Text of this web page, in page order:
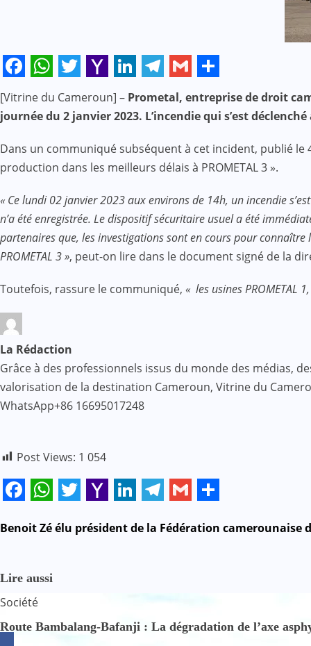
Facebook
WhatsApp
Twitter
Yahoo
Mail
LinkedIn
Telegram
Gmail
Share
[Vitrine du Cameroun] – Prometal, entreprise de droit
journée du 2 janvier 2023. L’incendie qui s’est
Dans un communiqué subséquent à cet incident, publié
production dans les meilleurs délais à PROMETAL 3 ».
« Ce lundi 02 janvier 2023 aux environs de 14h, un incendie
n’a été enregistrée. Le dispositif sécuritaire usuel a été
partenaires que, les investigations sont en cours pour
PROMETAL 3 », peut-on lire dans le document signé de la
Toutefois, rassure le communiqué, « les usines PROMETAL
La Rédaction
Grâce à des professionnels issus du monde des médias,
valorisation de la destination Cameroun, Vitrine du
WhatsApp+86 16695017248
Post Views: 1 054
Mail
N
i
Benoit Zé élu président de la Fédération camerounaise
Lire aussi
Société
Route Bambalang-Bafanji : La dégradation de l’axe